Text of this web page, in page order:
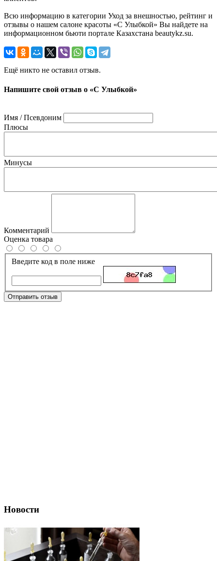
Всю информацию в категории Уход за внешностью, рейтинг и
отзывы о нашем салоне красоты «С Улыбкой» Вы найдете на
информационном бьюти портале Казахстана beautykz.su.
Ещё никто не оставил отзыв.
Напишите свой отзыв о «С Улыбкой»
Имя / Псевдоним
Плюсы
Минусы
Комментарий
Оценка товара
Введите код в поле ниже
Отправить отзыв
Новости